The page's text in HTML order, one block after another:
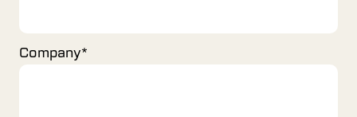
Company*